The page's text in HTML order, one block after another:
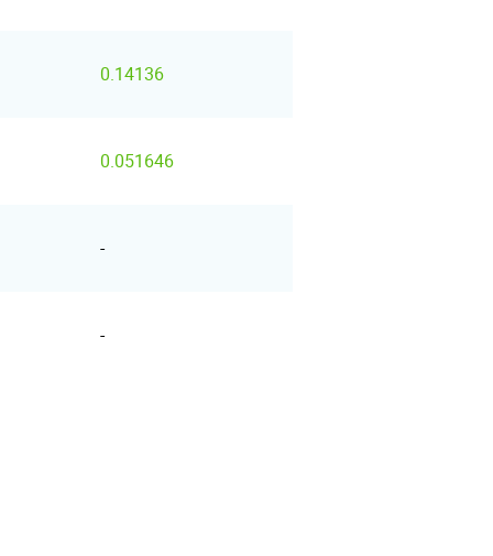
0.14136
0.051646
-
-